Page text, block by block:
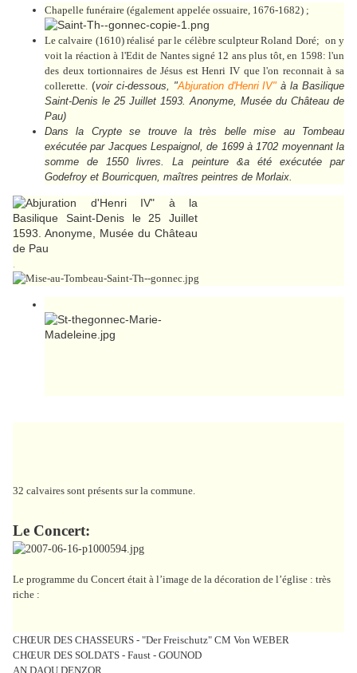
Chapelle funéraire (également appelée ossuaire, 1676-1682) ;
Le calvaire (1610) réalisé par le célèbre sculpteur Roland Doré; on y
voit la réaction à l'Edit de Nantes signé 12 ans plus tôt, en 1598: l'un
des deux tortionnaires de Jésus est Henri IV que l'on reconnait à sa
collerette. (voir ci-dessous, "Abjuration d'Henri IV" à la Basilique
Saint-Denis le 25 Juillet 1593. Anonyme, Musée du Château de
Pau)
Dans la Crypte se trouve la très belle mise au Tombeau
exécutée par Jacques Lespaignol, de 1699 à 1702 moyennant la
somme de 1550 livres. La peinture &a été exécutée par
Godefroy et Bourricquen, maîtres peintres de Morlaix.
.
32 calvaires sont présents sur la commune.
Le Concert:
Le programme du Concert était à l’image de la décoration de l’église : très
riche :
CHŒUR DES CHASSEURS - "Der Freischutz" CM Von WEBER
CHŒUR DES SOLDATS - Faust - GOUNOD
AN DAOU DENZOR